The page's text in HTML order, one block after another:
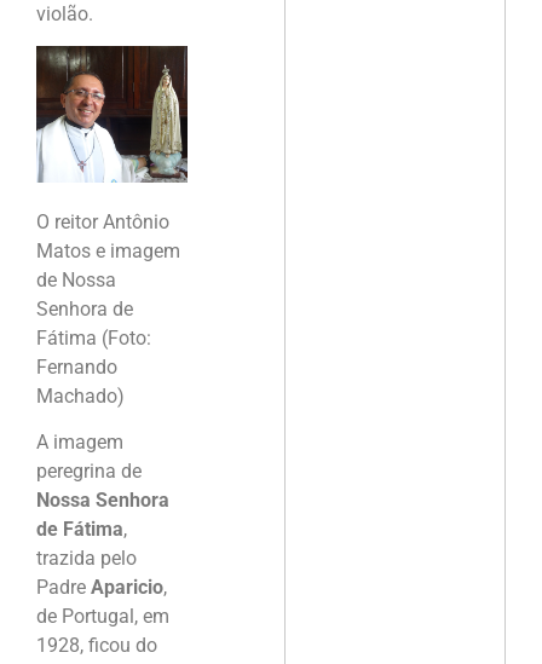
violão.
O reitor Antônio
Matos e imagem
de Nossa
Senhora de
Fátima (Foto:
Fernando
Machado)
A imagem
peregrina de
Nossa Senhora
de Fátima,
trazida pelo
Padre Aparicio,
de Portugal, em
1928, ficou do